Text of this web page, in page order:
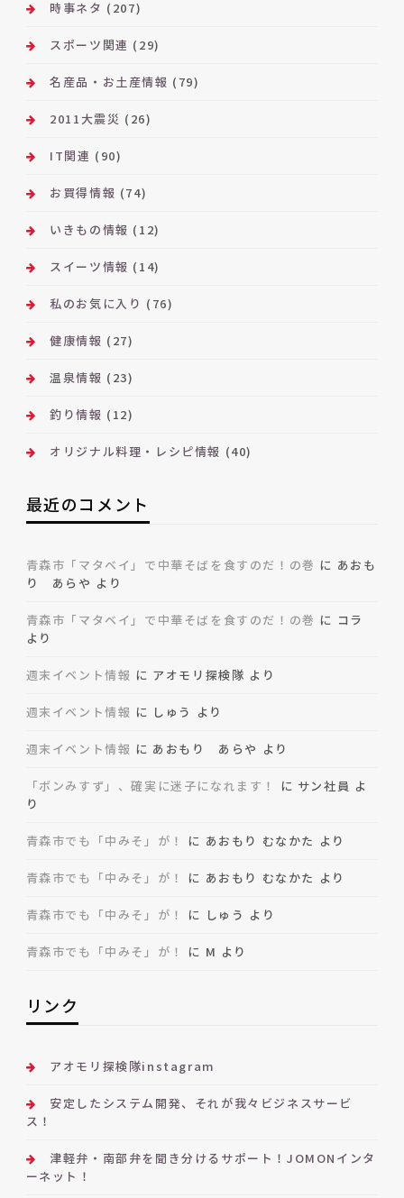
時事ネタ (207)
スポーツ関連 (29)
名産品・お土産情報 (79)
2011大震災 (26)
IT関連 (90)
お買得情報 (74)
いきもの情報 (12)
スイーツ情報 (14)
私のお気に入り (76)
健康情報 (27)
温泉情報 (23)
釣り情報 (12)
オリジナル料理・レシピ情報 (40)
最近のコメント
青森市「マタベイ」で中華そばを食すのだ！の巻 に あおも
り あらや より
青森市「マタベイ」で中華そばを食すのだ！の巻 に コラ
より
週末イベント情報 に アオモリ探検隊 より
週末イベント情報 に しゅう より
週末イベント情報 に あおもり あらや より
「ボンみすず」、確実に迷子になれます！ に サン社員 よ
り
青森市でも「中みそ」が！ に あおもり むなかた より
青森市でも「中みそ」が！ に あおもり むなかた より
青森市でも「中みそ」が！ に しゅう より
青森市でも「中みそ」が！ に M より
リンク
アオモリ探検隊instagram
安定したシステム開発、それが我々ビジネスサービ
ス！
津軽弁・南部弁を聞き分けるサポート！JOMONインタ
ーネット！